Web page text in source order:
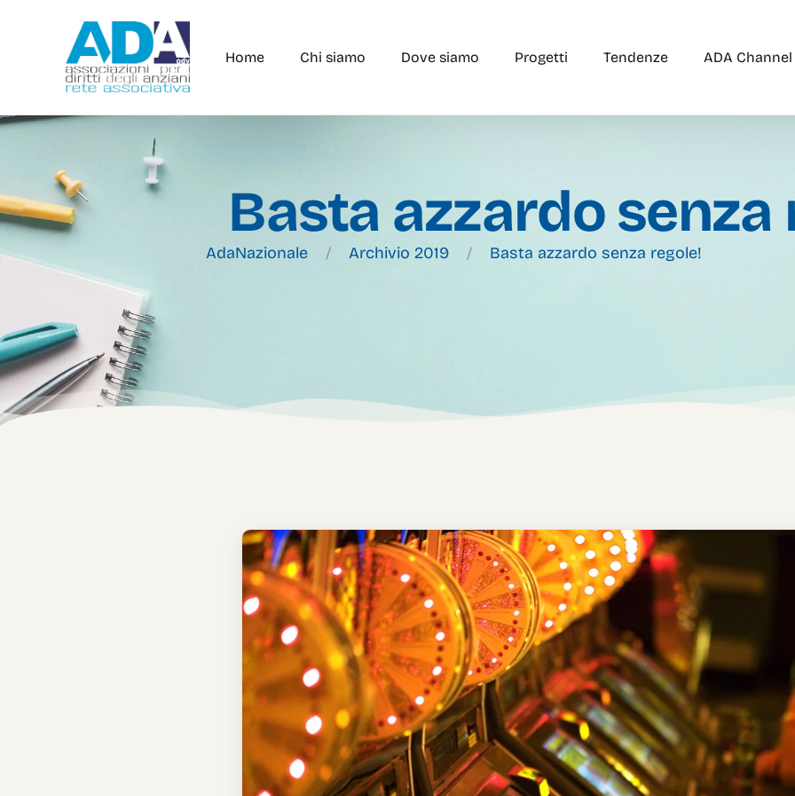
Home Chi siamo Dove siamo Progetti Tendenze ADA Channel
Basta azzardo senza
AdaNazionale Archivio 2019 Basta azzardo senza regole!